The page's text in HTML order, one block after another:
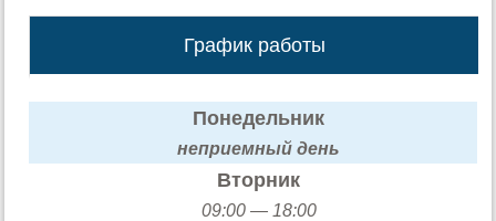
График работы
Понедельник
неприемный день
Вторник
09:00 — 18:00